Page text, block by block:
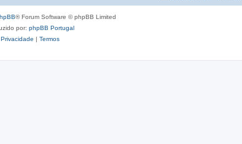
® Forum Software © phpBB Limited
por: phpBB Portugal
Privacidade | Termos